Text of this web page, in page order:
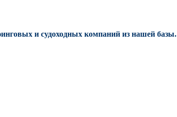
и судоходных компаний из нашей базы.